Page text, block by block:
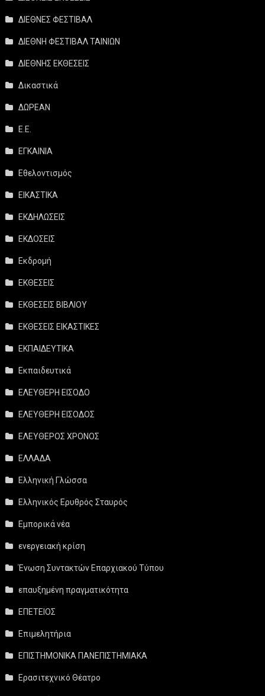
ΔΙΕΘΝΕΣ ΦΕΣΤΙΒΑΛ
ΔΙΕΘΝΗ ΦΕΣΤΙΒΑΛ ΤΑΙΝΙΩΝ
ΔΙΕΘΝΗΣ ΕΚΘΕΣΕΙΣ
Δικαστικά
ΔΩΡΕΑΝ
Ε.Ε.
ΕΓΚΑΙΝΙΑ
Εθελοντισμός
ΕΙΚΑΣΤΙΚΑ
ΕΚΔΗΛΩΣΕΙΣ
ΕΚΔΟΣΕΙΣ
Εκδρομή
ΕΚΘΕΣΕΙΣ
ΕΚΘΕΣΕΙΣ ΒΙΒΛΙΟΥ
ΕΚΘΕΣΕΙΣ ΕΙΚΑΣΤΙΚΕΣ
ΕΚΠΑΙΔΕΥΤΙΚΑ
Εκπαιδευτικά
ΕΛΕΥΘΕΡΗ ΕΙΣΟΔΟ
ΕΛΕΥΘΕΡΗ ΕΙΣΟΔΟΣ
ΕΛΕΥΘΕΡΟΣ ΧΡΟΝΟΣ
ΕΛΛΑΔΑ
Ελληνική Γλώσσα
Ελληνικός Ερυθρός Σταυρός
Εμπορικά νέα
ενεργειακή κρίση
Ένωση Συντακτών Επαρχιακού Τύπου
επαυξημένη πραγματικότητα
ΕΠΕΤΕΙΟΣ
Επιμελητήρια
ΕΠΙΣΤΗΜΟΝΙΚΑ ΠΑΝΕΠΙΣΤΗΜΙΑΚΑ
Ερασιτεχνικό Θέατρο